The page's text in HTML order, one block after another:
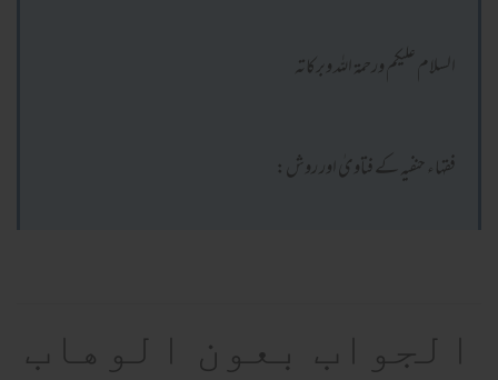
السلام عليكم ورحمة الله وبركاته
فقہاء حنفیہ کے فتاویٰ اور روش:
الجواب بعون الوهاب